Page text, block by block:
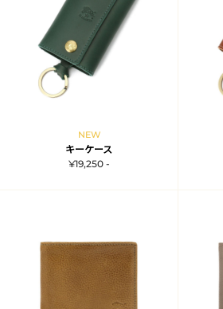
NEW
キーケース
¥19,250 -